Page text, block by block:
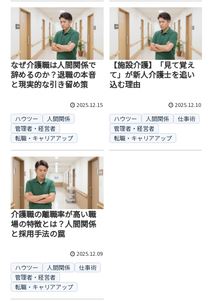
なぜ介護職は人間関係で
辞めるのか？退職の本音
と現実的な引き留め策
2025.12.15
ハウツー
人間関係
管理者・経営者
転職・キャリアアップ
【施設介護】「見て覚え
て」が新人介護士を追い
込む理由
2025.12.10
ハウツー 人間関係
仕事術
管理者・経営者
転職・キャリアアップ
介護職の離職率が高い職
場の特徴とは？人間関係
と採用手法の罠
2025.12.09
ハウツー 人間関係
仕事術
管理者・経営者
転職・キャリアアップ